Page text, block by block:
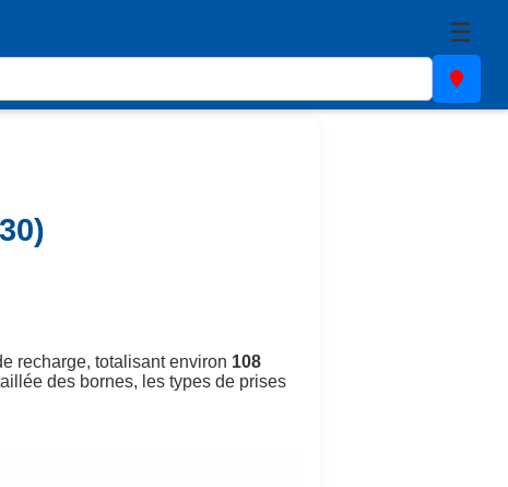
☰
recharge, totalisant environ 108
des bornes, les types de prises